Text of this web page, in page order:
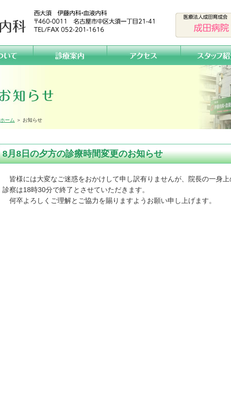
ホーム ＞ お知らせ
8月8日の夕方の診療時間変更のお知らせ
皆様には大変なご迷惑をおかけして申し訳有りませんが、院長の一身
診察は18時30分で終了とさせていただきます。
何卒よろしくご理解とご協力を賜りますようお願い申し上げます。